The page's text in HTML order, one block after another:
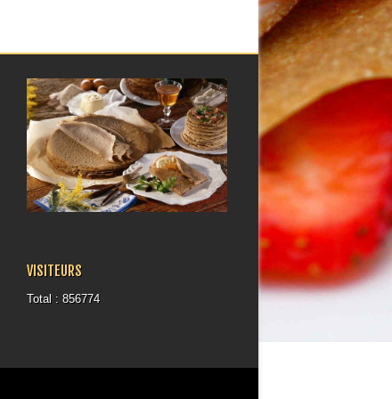
VISITEURS
Total : 856774